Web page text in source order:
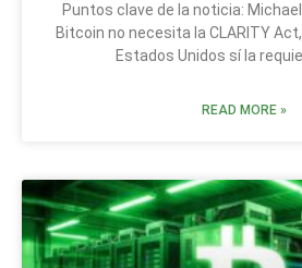
Puntos clave de la noticia:
Bitcoin no necesita la CLARITY
Estados Unidos sí la
READ MORE »